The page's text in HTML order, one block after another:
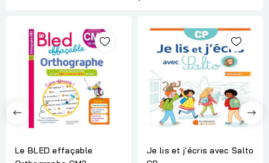
Le BLED effaçable
Je lis et j'écris avec Salto